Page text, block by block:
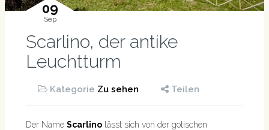
09
Sep
Scarlino, der antike
Leuchtturm
Kategorie Zu sehen Teilen
Der Name Scarlinolässt sich von der gotischen